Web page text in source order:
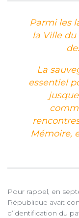
Parmi les
la Ville
La
essentiel
Mémoire,
Pour rappel, en
République avait
d’identification du